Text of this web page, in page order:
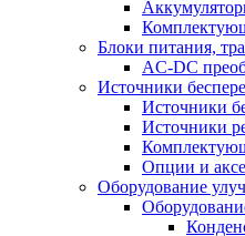
Блоки питания,
AC-DC
Источники
Источники
Источники
Опции и
Оборудование